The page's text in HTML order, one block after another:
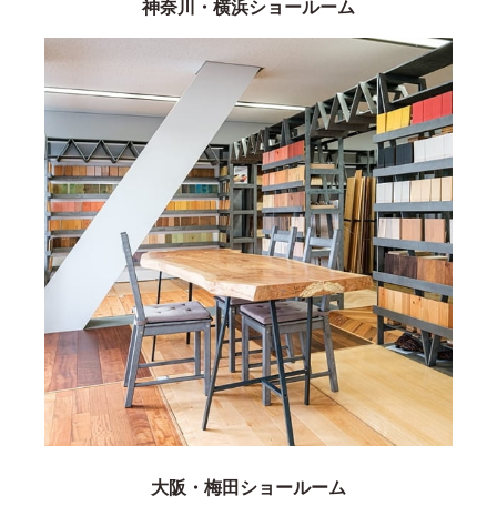
神奈川・横浜ショールーム
大阪・梅田ショールーム